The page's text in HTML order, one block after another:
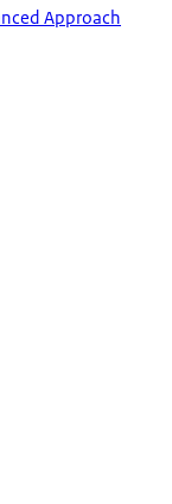
Approach